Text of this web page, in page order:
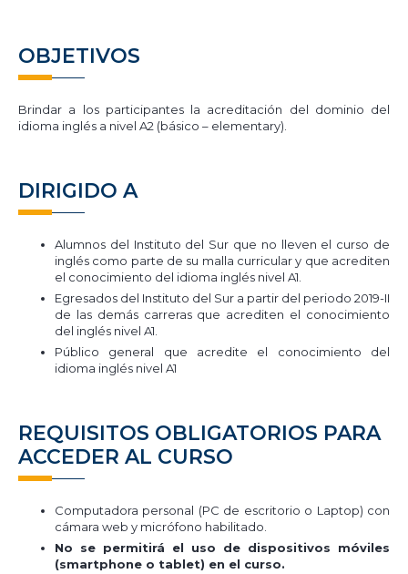
OBJETIVOS
Brindar a los participantes la acreditación del dominio del
idioma inglés a nivel A2 (básico – elementary).
DIRIGIDO A
Alumnos del Instituto del Sur que no lleven el curso de
inglés como parte de su malla curricular y que acrediten
el conocimiento del idioma inglés nivel A1.
Egresados del Instituto del Sur a partir del periodo 2019-II
de las demás carreras que acrediten el conocimiento
del inglés nivel A1.
Público general que acredite el conocimiento del
idioma inglés nivel A1
REQUISITOS OBLIGATORIOS PARA
ACCEDER AL CURSO
Computadora personal (PC de escritorio o Laptop) con
cámara web y micrófono habilitado.
No se permitirá el uso de dispositivos móviles
(smartphone o tablet) en el curso.